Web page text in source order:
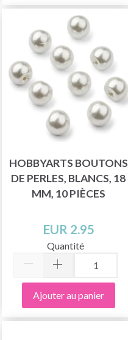
HOBBYARTS BOUTONS
DE PERLES, BLANCS, 18
MM, 10 PIÈCES
EUR 2.95
Quantité
Ajouter au panier